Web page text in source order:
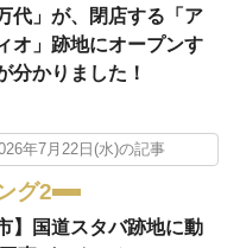
代」が、閉店する「ア
オ」跡地にオープンす
分かりました！
年7月22日(水)の記事
グ2
】国道スタバ跡地に動